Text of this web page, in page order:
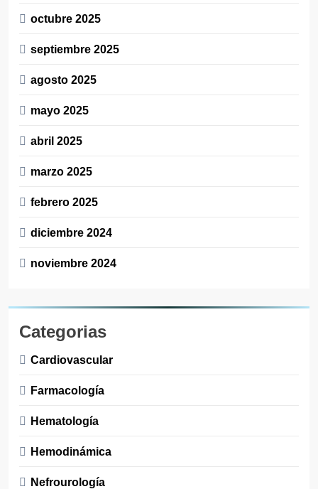
octubre 2025
septiembre 2025
agosto 2025
mayo 2025
abril 2025
marzo 2025
febrero 2025
diciembre 2024
noviembre 2024
Categorias
Cardiovascular
Farmacología
Hematología
Hemodinámica
Nefrourología